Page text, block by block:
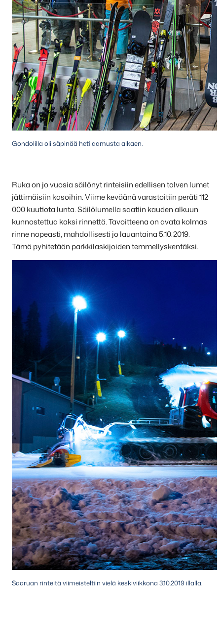
Gondolilla oli säpinää heti aamusta alkaen.
Ruka on jo vuosia säilönyt rinteisiin edellisen talven lumet
jättimäisiin kasoihin. Viime keväänä varastoitiin peräti 112
000 kuutiota lunta. Säilölumella saatiin kauden alkuun
kunnostettua kaksi rinnettä. Tavoitteena on avata kolmas
rinne nopeasti, mahdollisesti jo lauantaina 5.10.2019.
Tämä pyhitetään parkkilaskijoiden temmellyskentäksi.
Saaruan rinteitä viimeisteltiin vielä keskiviikkona 3.10.2019 illalla.